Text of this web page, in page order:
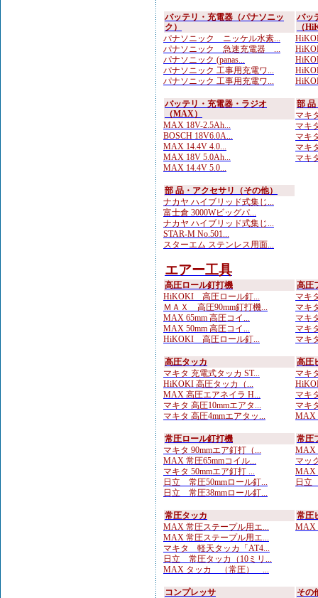
バッテリ・充電器（パナソニッ
ク）
パナソニック ニッケル水素...
パナソニック 急速充電器 ...
パナソニック (panas...
パナソニック 工事用充電ワ...
パナソニック 工事用充電ワ...
バッ
（
バッテリ・充電器・ラジオ
（MAX）
MAX 18V-2.5Ah...
BOSCH 18V6.0A...
MAX 14.4V 4.0...
MAX 18V 5.0Ah...
MAX 14.4V 5.0...
部 品
マキ
マキ
マキ
マキ
マキ
部 品・アクセサリ（その他）
ナカヤ ハイブリッド式集じ...
富士倉 3000Wビッグパ...
ナカヤ ハイブリッド式集じ...
STAR-M No.501...
スターエム ステンレス用面...
エアー工具
高圧ロール釘打機
HiKOKI 高圧ロール釘...
ＭＡＸ 高圧90mm釘打機...
MAX 65mm 高圧コイ...
MAX 50mm 高圧コイ...
HiKOKI 高圧ロール釘...
高圧
マキ
マキ
マキ
マキ
マキ
高圧タッカ
マキタ 充電式タッカ ST...
HiKOKI 高圧タッカ（...
MAX 高圧エアネイラ H...
マキタ 高圧10mmエアタ...
マキタ 高圧4mmエアタッ...
高圧
マキ
マキ
マキ
MAX
常圧ロール釘打機
マキタ 90mmエア釘打（...
MAX 常圧65mmコイル...
マキタ 50mmエア釘打 ...
日立 常圧50mmロール釘...
日立 常圧38mmロール釘...
常圧
MAX
マッ
MAX
日立
常圧タッカ
MAX 常圧ステープル用エ...
MAX 常圧ステープル用エ...
マキタ 軽天タッカ「AT4...
日立 常圧タッカ（10ミリ...
MAX タッカ （常圧） ...
常圧
MAX
コンプレッサ
その